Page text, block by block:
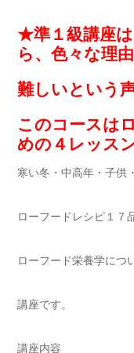
★準１級講座
ら、色々な理
難しいという
このコースは
めの４レッス
寒い冬・中高年・子供
ローフードレシピ１７
ローフード栄養学につ
講座です。
講座内容